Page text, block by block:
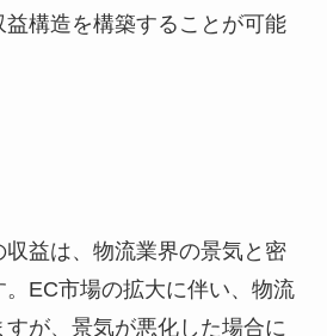
構造を構築することが可能
収益は、物流業界の景気と密
EC市場の拡大に伴い、物流
が、景気が悪化した場合に